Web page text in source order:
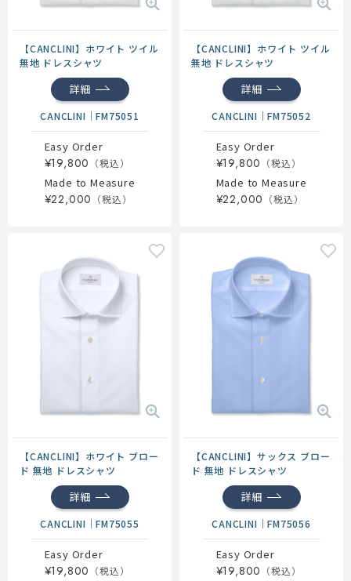
【CANCLINI】ホワイト ツイル
無地 ドレスシャツ
詳細
CANCLINI ｜FM75051
Easy Order
¥19,800
Made to Measure
¥22,000
【CANCLINI】ホワイト ツイル
無地 ドレスシャツ
詳細
CANCLINI ｜FM75052
Easy Order
¥19,800
Made to Measure
¥22,000
【CANCLINI】ホワイト ブロー
ド 無地 ドレスシャツ
詳細
CANCLINI ｜FM75055
Easy Order
¥19,800
【CANCLINI】サックス ブロー
ド 無地 ドレスシャツ
詳細
CANCLINI ｜FM75056
Easy Order
¥19,800